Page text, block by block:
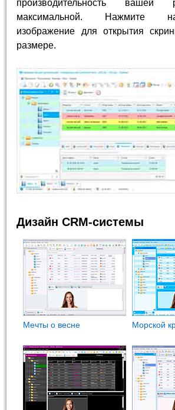
производительность вашей
максимальной. Нажмите
изображение для открытия
размере.
Дизайн CRM-системы
Мечты о весне Морской